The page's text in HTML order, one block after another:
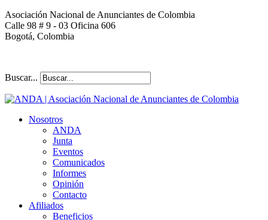
Asociación Nacional de Anunciantes de Colombia
Calle 98 # 9 - 03 Oficina 606
Bogotá, Colombia
Buscar...
Nosotros
ANDA
Junta
Eventos
Comunicados
Informes
Opinión
Contacto
Afiliados
Beneficios